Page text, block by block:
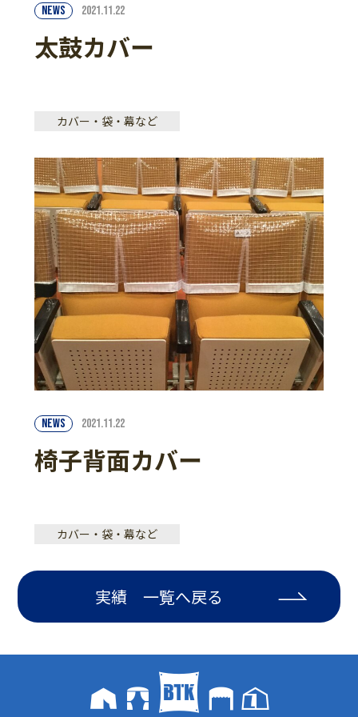
NEWS 2021.11.22
太鼓カバー
カバー・袋・幕など
NEWS 2021.11.22
椅子背面カバー
カバー・袋・幕など
実績 一覧へ戻る